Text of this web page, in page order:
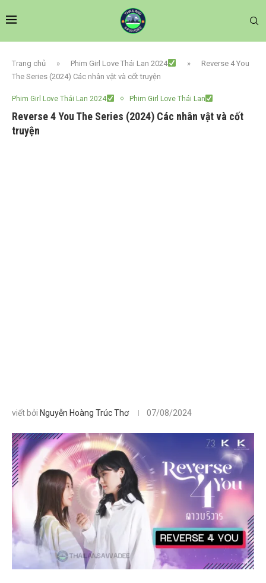
Trang chủ » Phim Girl Love Thái Lan 2024 »
Reverse 4 You
The Series (2024) Các nhân vật và cốt truyện
Phim Girl Love Thái Lan 2024 Phim Girl Love Thái Lan
Reverse 4 You The Series (2024) Các nhân vật và cốt
truyện
viết bởi Nguyễn Hoàng Trúc Thơ 07/08/2024